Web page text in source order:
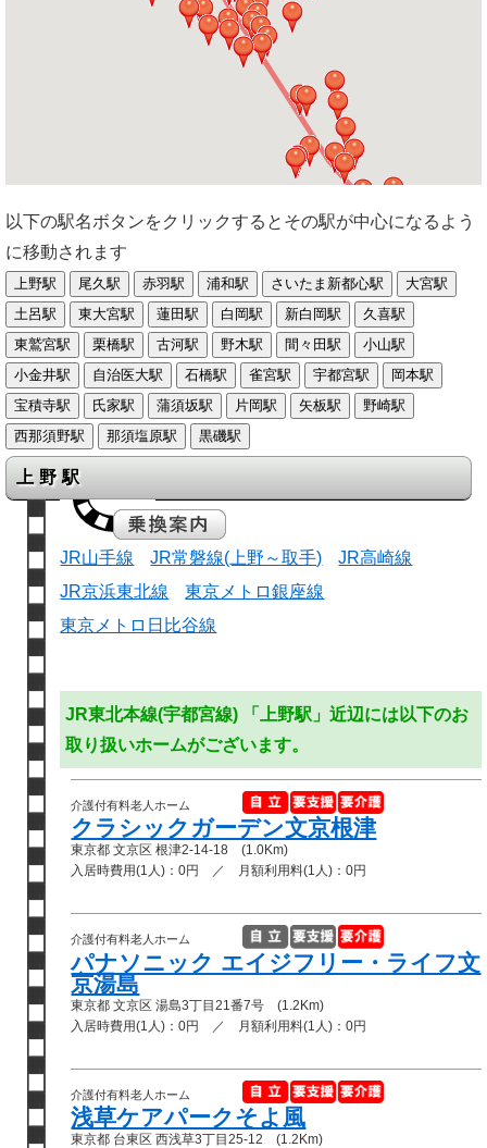
以下の駅名ボタンをクリックするとその駅が中心になるよう
に移動されます
上野駅
JR山手線 JR常磐線(上野～取手)
JR高崎線
JR京浜東北線
東京メトロ銀座線
東京メトロ日比谷線
JR東北本線(宇都宮線) 「上野駅」近辺には以下のお
取り扱いホームがございます。
介護付有料老人ホーム
クラシックガーデン文京根津
東京都 文京区 根津2-14-18 (1.0Km)
入居時費用(1人)：0円 ／ 月額利用料(1人)：0円
介護付有料老人ホーム
パナソニック エイジフリー・ライフ文
京湯島
東京都 文京区 湯島3丁目21番7号 (1.2Km)
入居時費用(1人)：0円 ／ 月額利用料(1人)：0円
介護付有料老人ホーム
浅草ケアパークそよ風
東京都 台東区 西浅草3丁目25-12 (1.2Km)